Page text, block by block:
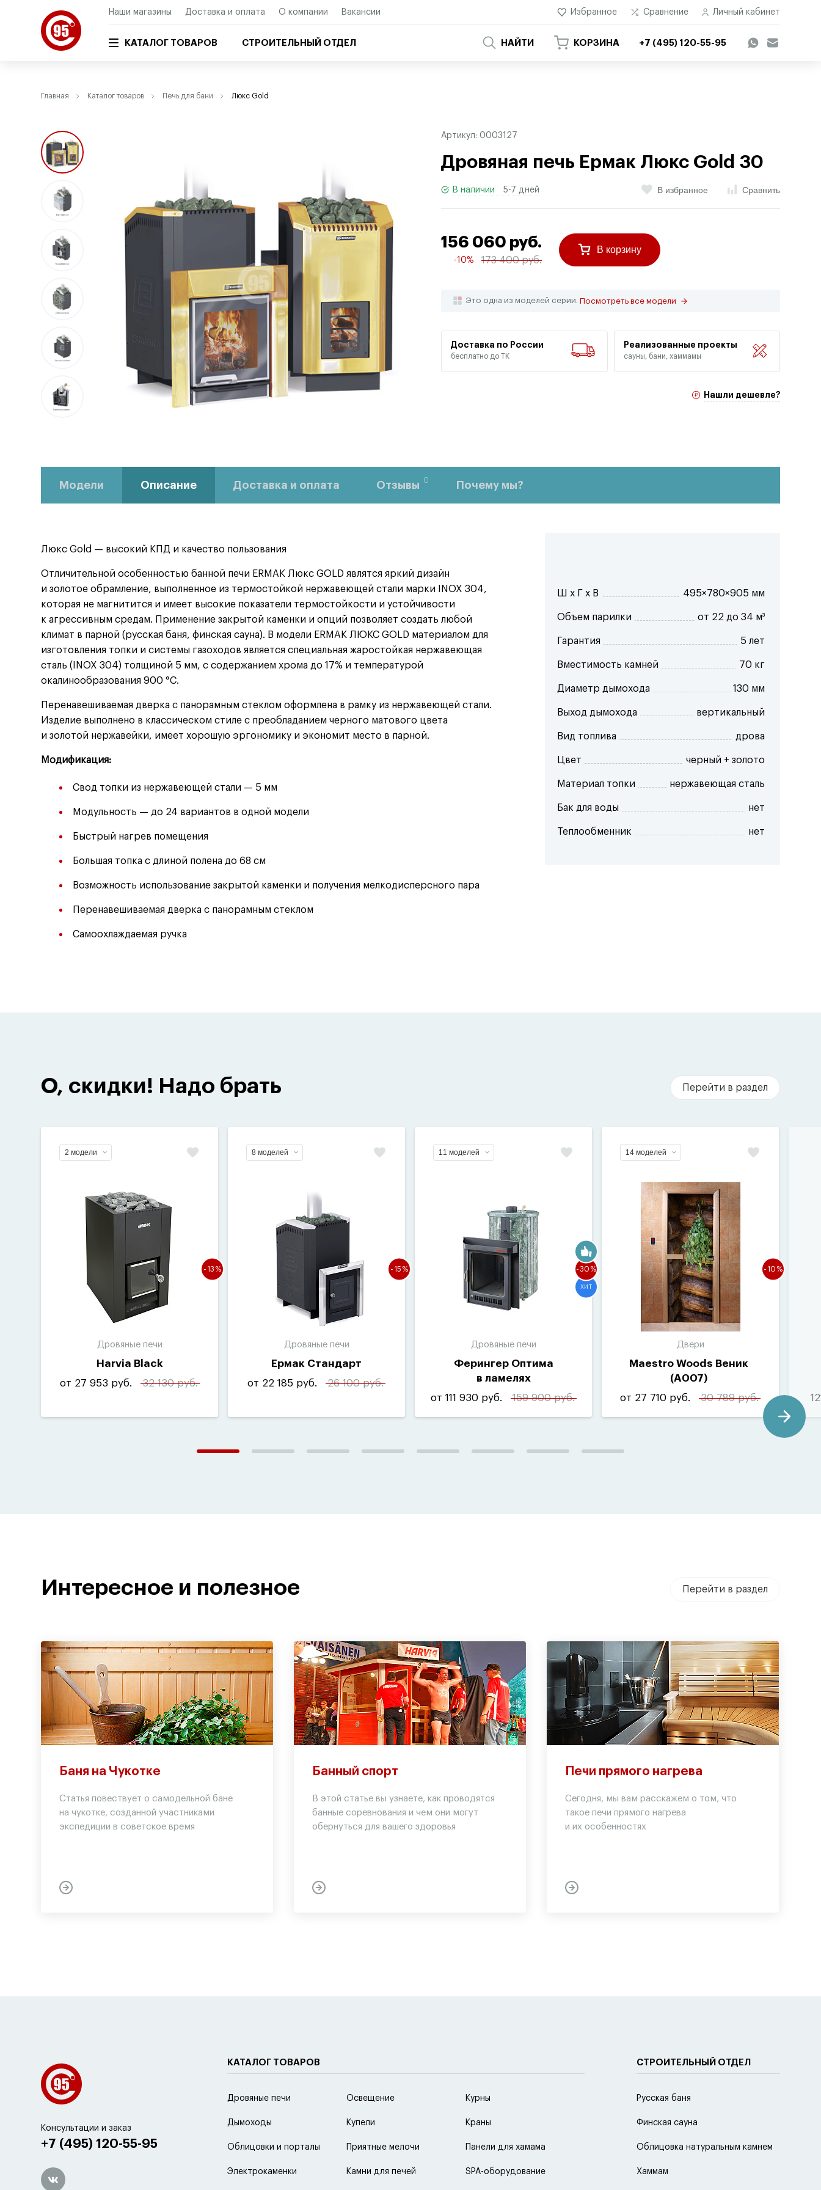
Наши магазины Доставка и оплата О компании Вакансии Избранное Сравнение Личный кабинет
КАТАЛОГ ТОВАРОВ СТРОИТЕЛЬНЫЙ ОТДЕЛ НАЙТИ КОРЗИНА +7 (495) 120-55-95
Главная Каталог товаров Печь для бани Люкс Gold
Артикул: 0003127
Дровяная печь Ермак Люкс Gold 30
В наличии 5-7 дней В избранное Сравнить
156 060 руб.
-10% 173 400 руб.
В корзину
Это одна из моделей серии. Посмотреть все модели
Доставка по России
бесплатно до ТК
Реализованные проекты
сауны, бани, хаммамы
Нашли дешевле?
Модели Описание Доставка и оплата Отзывы 0 Почему мы?
Люкс Gold — высокий КПД и качество пользования
Отличительной особенностью банной печи ERMAK Люкс GOLD являтся яркий дизайн
и золотое обрамление, выполненное из термостойкой нержавеющей стали марки INOX 304,
которая не магнитится и имеет высокие показатели термостойкости и устойчивости
к агрессивным средам. Применение закрытой каменки и опций позволяет создать любой
климат в парной (русская баня, финская сауна). В модели ERMAK ЛЮКС GOLD материалом для
изготовления топки и системы газоходов является специальная жаростойкая нержавеющая
сталь ( INOX 304) толщиной 5 мм, с содержанием хрома до 17% и температурой
окалинообразования 900 °C.
Перенавешиваемая дверка c панорамным стеклом оформлена в рамку из нержавеющей стали.
Изделие выполнено в классическом стиле с преобладанием черного матового цвета
и золотой нержавейки, имеет хорошую эргономику и экономит место в парной.
Модификация:
Свод топки из нержавеющей стали — 5 мм
Модульность — до 24 вариантов в одной модели
Быстрый нагрев помещения
Большая топка с длиной полена до 68 см
Возможность использование закрытой каменки и получения мелкодисперсного пара
Перенавешиваемая дверка с панорамным стеклом
Самоохлаждаемая ручка
Ш x Г x В 495×780×905 мм
Объем парилки от 22 до 34 м³
Гарантия 5 лет
Вместимость камней 70 кг
Диаметр дымохода 130 мм
Выход дымохода вертикальный
Вид топлива дрова
Цвет черный + золото
Материал топки нержавеющая сталь
Бак для воды нет
Теплообменник нет
О, скидки! Надо брать Перейти в раздел
2 модели
-13%
Дровяные печи
Harvia Black
от 27 953 руб.
32 130 руб.
8 моделей
-15%
Дровяные печи
Ермак Стандарт
от 22 185 руб.
26 100 руб.
11 моделей
-30%
ХИТ
Дровяные печи
Ферингер Оптима
в ламелях
от 111 930 руб.
159 900 руб.
14 моделей
-10%
Двери
Maestro Woods Веник
(A007)
от 27 710 руб.
30 789 руб.
Интересное и полезное Перейти в раздел
Баня на Чукотке
Статья повествует о самодельной бане
на чукотке, созданной участниками
экспедиции в советское время
Банный спорт
В этой статье вы узнаете, как проводятся
банные соревнования и чем они могут
обернуться для вашего здоровья
Печи прямого нагрева
Сегодня, мы вам расскажем о том, что
такое печи прямого нагрева
и их особенностях
Консультации и заказ
+7 (495) 120-55-95
КАТАЛОГ ТОВАРОВ
Дровяные печи
Дымоходы
Облицовки и порталы
Электрокаменки
Освещение
Купели
Приятные мелочи
Камни для печей
Курны
Краны
Панели для хамама
SPA-оборудование
СТРОИТЕЛЬНЫЙ ОТДЕЛ
Русская баня
Финская сауна
Облицовка натуральным камнем
Хаммам